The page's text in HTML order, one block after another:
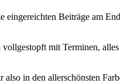
Beiträge am
mit Terminen,
in den allerschönsten